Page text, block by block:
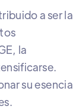
a ser la
la
su esencia